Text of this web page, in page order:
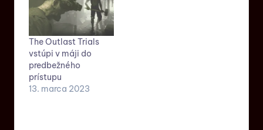
The Outlast Trials
vstúpi v máji do
predbežného
prístupu
13. marca 2023